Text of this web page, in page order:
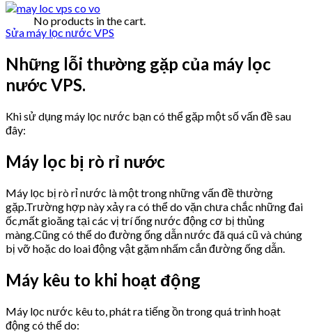
No products in the cart.
Sửa máy lọc nước VPS
Những lỗi thường gặp của máy lọc
nước VPS.
Khi sử dụng máy lọc nước bạn có thể gặp một số vấn đề sau
đây:
Máy lọc bị rò rỉ nước
Máy lọc bị rò rỉ nước là một trong những vấn đề thường
gặp.Trường hợp này xảy ra có thể do vặn chưa chắc những đai
ốc,mất gioăng tại các vị trí ống nước động cơ bị thủng
màng.Cũng có thể do đường ống dẫn nước đã quá cũ và chúng
bị vỡ hoặc do loai động vật gặm nhấm cắn đường ống dẫn.
Máy kêu to khi hoạt động
Máy lọc nước kêu to, phát ra tiếng ồn trong quá trình hoạt
động có thể do: